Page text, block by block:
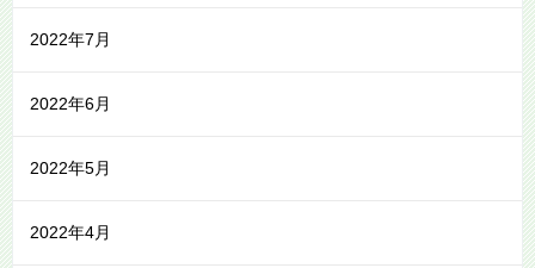
2022年7月
2022年6月
2022年5月
2022年4月